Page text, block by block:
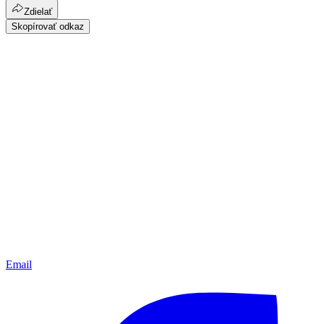
Zdielať
Skopírovať odkaz
Email